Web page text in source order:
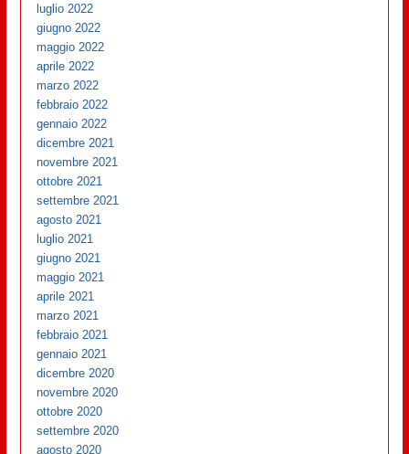
luglio 2022
giugno 2022
maggio 2022
aprile 2022
marzo 2022
febbraio 2022
gennaio 2022
dicembre 2021
novembre 2021
ottobre 2021
settembre 2021
agosto 2021
luglio 2021
giugno 2021
maggio 2021
aprile 2021
marzo 2021
febbraio 2021
gennaio 2021
dicembre 2020
novembre 2020
ottobre 2020
settembre 2020
agosto 2020